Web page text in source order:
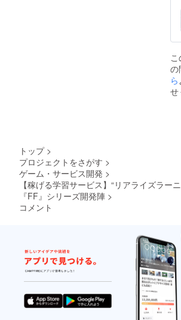
こ
の
ら
せ
トップ >
プロジェクトをさがす >
ゲーム・サービス開発 >
【稼げる学習サービス】“リアライズラー
『FF』シリーズ開発陣 >
コメント